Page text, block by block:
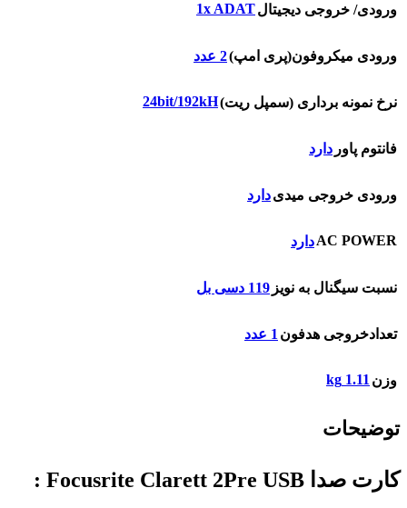
ورودی/ خروجی دیجیتال1x ADAT
ورودی میکروفون(پری امپ)2 عدد
نرخ نمونه برداری (سمپل ریت)24bit/192kH
فانتوم پاور دارد
ورودی خروجی میدیدارد
AC POWERدارد
نسبت سیگنال به نویز 119 دسی بل
تعدادخروجی هدفون 1 عدد
وزن1.11 kg
توضیحات
کارت صدا Focusrite Clarett 2Pre USB :